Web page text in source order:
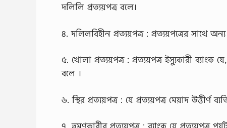
দলিলি প্রত্যয়পত্র বলে।
৪. দলিলবিহীন প্রত্যয়পত্র : প্রত্যয়পত্রের সাথে
৫. খোলা প্রত্যয়পত্র : প্রত্যয়পত্র ইস্যুকারী
বলে ।
৬. স্থির প্রত্যয়পত্র : যে প্রত্যয়পত্র মেয়াদ উত্তীর্ণ